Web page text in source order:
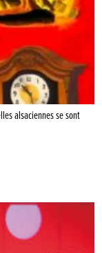
alsaciennes se sont